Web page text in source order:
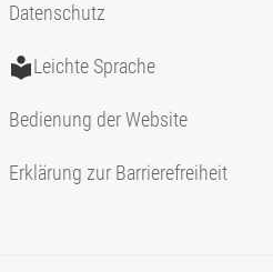
Datenschutz
Leichte Sprache
Bedienung der Website
Erklärung zur Barrierefreiheit